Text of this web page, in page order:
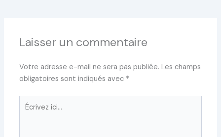
Laisser un commentaire
Votre adresse e-mail ne sera pas publiée. Les champs
obligatoires sont indiqués avec *
Écrivez